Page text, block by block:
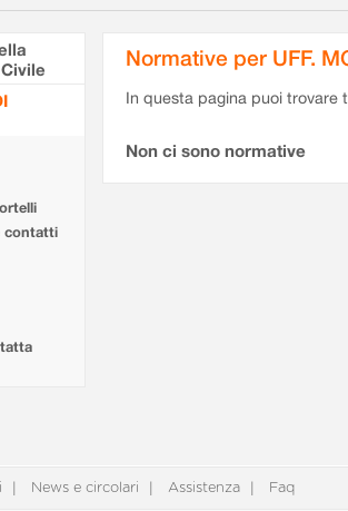
contatti
Normative per UFF.
In questa pagina puoi
Non ci sono normative
News e circolari Assistenza Faq